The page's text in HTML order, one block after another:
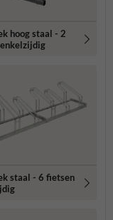
hoog staal - 2
staal - 6 fietsen